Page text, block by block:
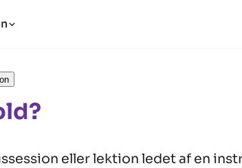
eller lektion ledet af en